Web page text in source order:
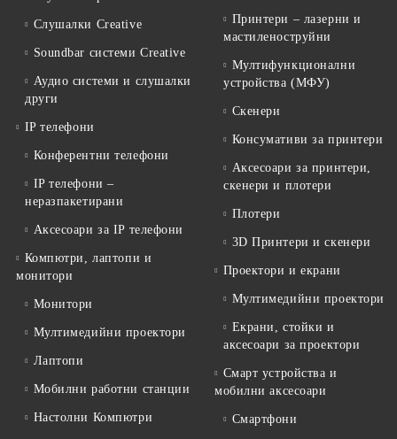
Слушалки Creative
Soundbar системи Creative
Аудио системи и слушалки
други
IP телефони
Конферентни телефони
IP телефони –
неразпакетирани
Аксесоари за IP телефони
Компютри, лаптопи и
монитори
Монитори
Мултимедийни проектори
Лаптопи
Мобилни работни станции
Настолни Компютри
Принтери – лазерни и
мастиленоструйни
Мултифункционални
устройства (МФУ)
Скенери
Консумативи за принтери
Аксесоари за принтери,
скенери и плотери
Плотери
3D Принтери и скенери
Проектори и екрани
Мултимедийни проектори
Екрани, стойки и
аксесоари за проектори
Смарт устройства и
мобилни аксесоари
Смартфони